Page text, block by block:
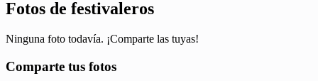
Fotos de festivaleros
Ninguna foto todavía. ¡Comparte las tuyas!
Comparte tus fotos